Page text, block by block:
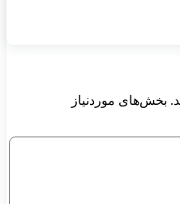
بخش‌های موردنیاز